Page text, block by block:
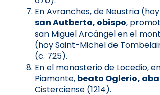
En Avranches, de Neustria
san Autberto, obispo,
san Miguel Arcángel en el
(hoy Saint-Michel de
(c. 725).
En el monasterio de Locedio,
Piamonte, beato Oglerio,
Cisterciense (1214).